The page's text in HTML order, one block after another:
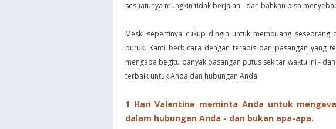
sesuatunya mungkin tidak berjalan - dan bahkan bisa
Meski sepertinya cukup dingin untuk membuang
buruk. Kami berbicara dengan terapis dan pasangan yang
mengapa begitu banyak pasangan putus sekitar waktu ini -
terbaik untuk Anda dan hubungan Anda.
1 Hari Valentine meminta Anda untuk
dalam hubungan Anda - dan bukan apa-apa.